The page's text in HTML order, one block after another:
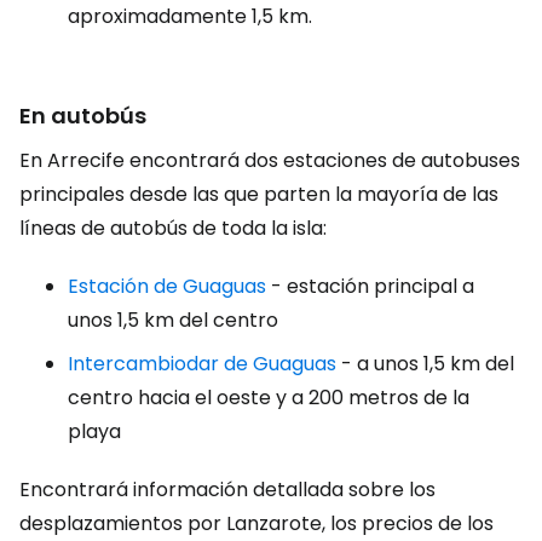
aproximadamente 1,5 km.
En autobús
En Arrecife encontrará dos estaciones de autobuses
principales desde las que parten la mayoría de las
líneas de autobús de toda la isla:
Estación de Guaguas - estación principal a
unos 1,5 km del centro
Intercambiodar de Guaguas - a unos 1,5 km del
centro hacia el oeste y a 200 metros de la
playa
Encontrará información detallada sobre los
desplazamientos por Lanzarote, los precios de los